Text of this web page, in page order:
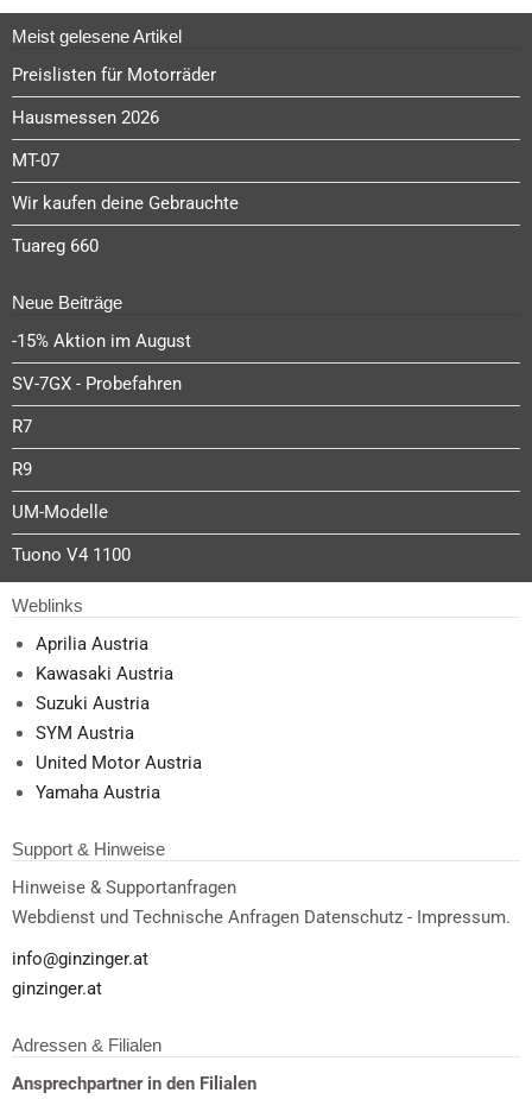
Meist gelesene Artikel
Preislisten für Motorräder
Hausmessen 2026
MT-07
Wir kaufen deine Gebrauchte
Tuareg 660
Neue Beiträge
-15% Aktion im August
SV-7GX - Probefahren
R7
R9
UM-Modelle
Tuono V4 1100
Weblinks
Aprilia Austria
Kawasaki Austria
Suzuki Austria
SYM Austria
United Motor Austria
Yamaha Austria
Support & Hinweise
Hinweise & Supportanfragen
Webdienst und Technische Anfragen Datenschutz - Impressum.
info@ginzinger.at
ginzinger.at
Adressen & Filialen
Ansprechpartner in den Filialen